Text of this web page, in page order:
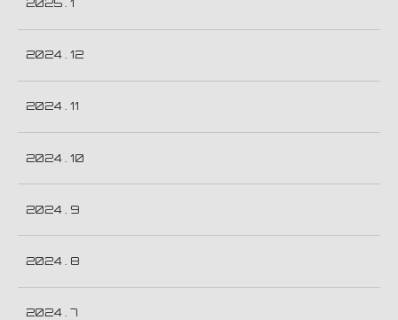
2025 . 1
2024 . 12
2024 . 11
2024 . 10
2024 . 9
2024 . 8
2024 . 7